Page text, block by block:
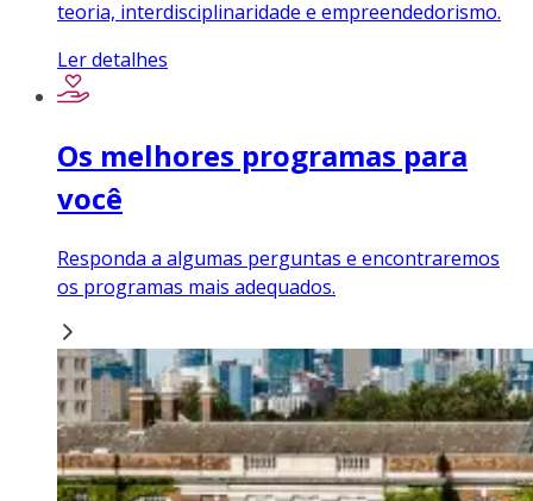
teoria, interdisciplinaridade e empreendedorismo.
Ler detalhes
Os melhores programas para
você
Responda a algumas perguntas e encontraremos
os programas mais adequados.